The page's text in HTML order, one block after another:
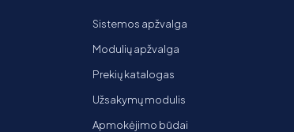
Sistemos apžvalga
Modulių apžvalga
Prekių katalogas
Užsakymų modulis
Apmokėjimo būdai